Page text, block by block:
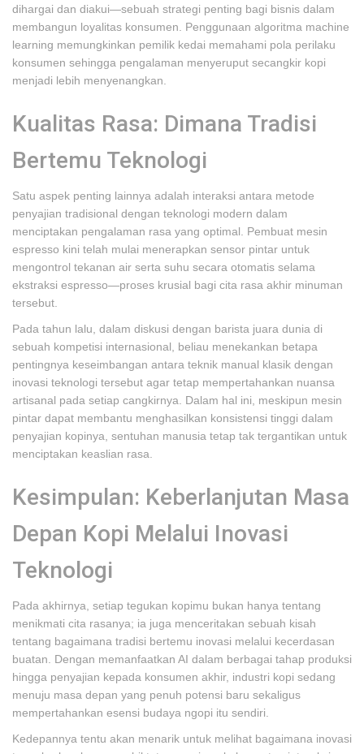
dihargai dan diakui—sebuah strategi penting bagi bisnis dalam
membangun loyalitas konsumen. Penggunaan algoritma machine
learning memungkinkan pemilik kedai memahami pola perilaku
konsumen sehingga pengalaman menyeruput secangkir kopi
menjadi lebih menyenangkan.
Kualitas Rasa: Dimana Tradisi
Bertemu Teknologi
Satu aspek penting lainnya adalah interaksi antara metode
penyajian tradisional dengan teknologi modern dalam
menciptakan pengalaman rasa yang optimal. Pembuat mesin
espresso kini telah mulai menerapkan sensor pintar untuk
mengontrol tekanan air serta suhu secara otomatis selama
ekstraksi espresso—proses krusial bagi cita rasa akhir minuman
tersebut.
Pada tahun lalu, dalam diskusi dengan barista juara dunia di
sebuah kompetisi internasional, beliau menekankan betapa
pentingnya keseimbangan antara teknik manual klasik dengan
inovasi teknologi tersebut agar tetap mempertahankan nuansa
artisanal pada setiap cangkirnya. Dalam hal ini, meskipun mesin
pintar dapat membantu menghasilkan konsistensi tinggi dalam
penyajian kopinya, sentuhan manusia tetap tak tergantikan untuk
menciptakan keaslian rasa.
Kesimpulan: Keberlanjutan Masa
Depan Kopi Melalui Inovasi
Teknologi
Pada akhirnya, setiap tegukan kopimu bukan hanya tentang
menikmati cita rasanya; ia juga menceritakan sebuah kisah
tentang bagaimana tradisi bertemu inovasi melalui kecerdasan
buatan. Dengan memanfaatkan AI dalam berbagai tahap produksi
hingga penyajian kepada konsumen akhir, industri kopi sedang
menuju masa depan yang penuh potensi baru sekaligus
mempertahankan esensi budaya ngopi itu sendiri.
Kedepannya tentu akan menarik untuk melihat bagaimana inovasi